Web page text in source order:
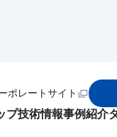
プ技術情報事例紹介
ポレートサイト